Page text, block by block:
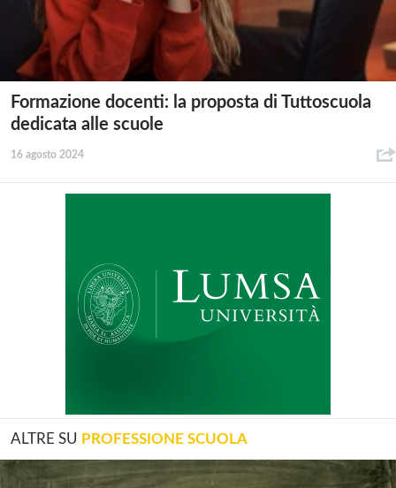
Formazione docenti: la proposta di Tuttoscuola
dedicata alle scuole
16 agosto 2024
ALTRE SU PROFESSIONE SCUOLA